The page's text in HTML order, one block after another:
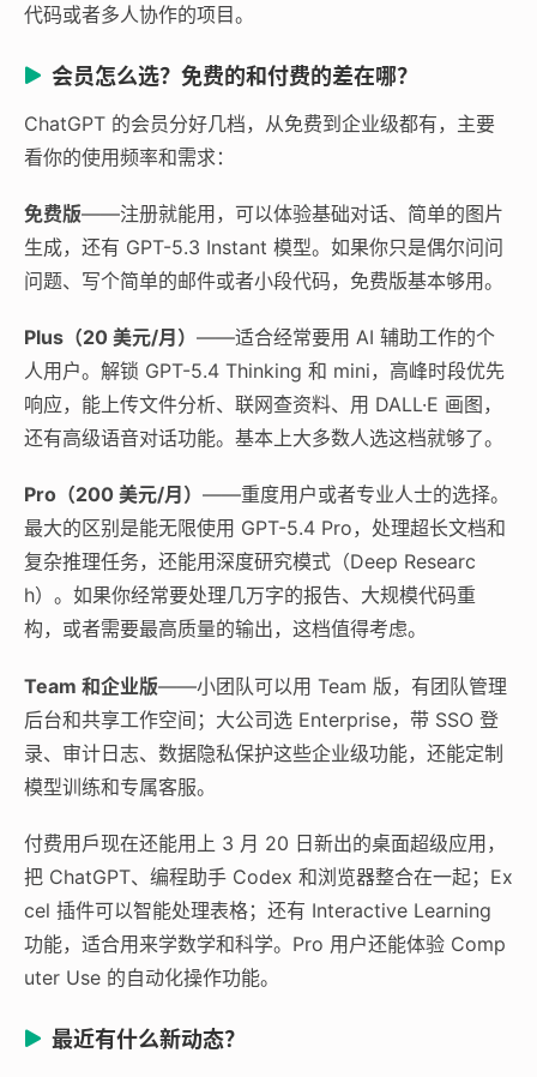
代码或者多人协作的项目。
会员怎么选？免费的和付费的差在哪？
ChatGPT 的会员分好几档，从免费到企业级都有，主要
看你的使用频率和需求：
免费版——注册就能用，可以体验基础对话、简单的图片
生成，还有 GPT-5.3 Instant 模型。如果你只是偶尔问问
问题、写个简单的邮件或者小段代码，免费版基本够用。
Plus（20 美元/月） ——适合经常要用 AI 辅助工作的个
人用户。解锁 GPT-5.4 Thinking 和 mini，高峰时段优先
响应，能上传文件分析、联网查资料、用 DALL·E 画图，
还有高级语音对话功能。基本上大多数人选这档就够了。
Pro（200 美元/月） ——重度用户或者专业人士的选择。
最大的区别是能无限使用 GPT-5.4 Pro，处理超长文档和
复杂推理任务，还能用深度研究模式（Deep Researc
h）。如果你经常要处理几万字的报告、大规模代码重
构，或者需要最高质量的输出，这档值得考虑。
Team 和企业版——小团队可以用 Team 版，有团队管理
后台和共享工作空间；大公司选 Enterprise，带 SSO 登
录、审计日志、数据隐私保护这些企业级功能，还能定制
模型训练和专属客服。
付费用戶现在还能用上 3 月 20 日新出的桌面超级应用，
把 ChatGPT、编程助手 Codex 和浏览器整合在一起；Ex
cel 插件可以智能处理表格；还有 Interactive Learning
功能，适合用来学数学和科学。Pro 用户还能体验 Comp
uter Use 的自动化操作功能。
最近有什么新动态？